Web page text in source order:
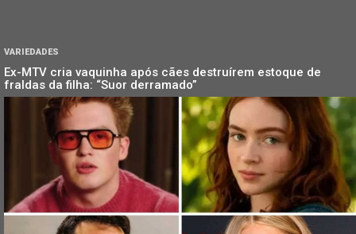
VARIEDADES
Ex-MTV cria vaquinha após cães destruírem estoque de
fraldas da filha: “Suor derramado”